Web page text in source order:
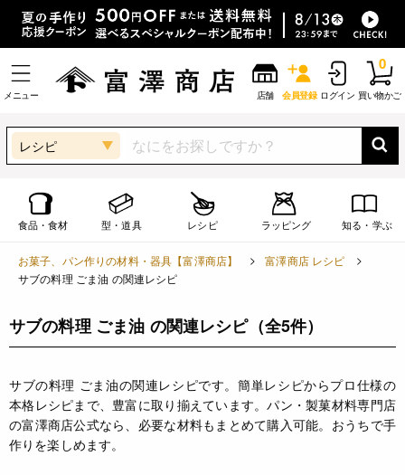
メニュー 店舗 会員登録 ログイン 買い物かご
0
レシピ
食品・食材 型・道具 レシピ ラッピング 知る・学ぶ
お菓子、パン作りの材料・器具【富澤商店】
富澤商店 レシピ
サブの料理 ごま油 の関連レシピ
サブの料理 ごま油 の関連レシピ（全5件）
サブの料理 ごま油の関連レシピです。簡単レシピからプロ仕様の
本格レシピまで、豊富に取り揃えています。パン・製菓材料専門店
の富澤商店公式なら、必要な材料もまとめて購入可能。おうちで手
作りを楽しめます。